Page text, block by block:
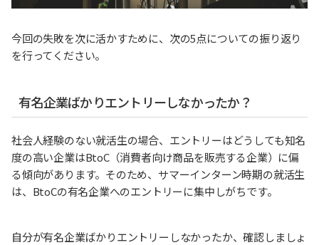
今回の失敗を次に活かすために、次の5点についての振り返り
を行ってください。
有名企業ばかりエントリーしなかったか？
社会人経験のない就活生の場合、エントリーはどうしても知名
度の高い企業はBtoC（消費者向け商品を販売する企業）に偏
る傾向があります。そのため、サマーインターン時期の就活生
は、BtoCの有名企業へのエントリーに集中しがちです。
自分が有名企業ばかりエントリーしなかったか、確認しましょ